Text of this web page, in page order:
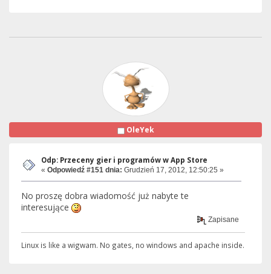
OleYek
Odp: Przeceny gier i programów w App Store
« Odpowiedź #151 dnia: Grudzień 17, 2012, 12:50:25 »
No proszę dobra wiadomość już nabyte te
interesujące
Zapisane
Linux is like a wigwam. No gates, no windows and apache inside.